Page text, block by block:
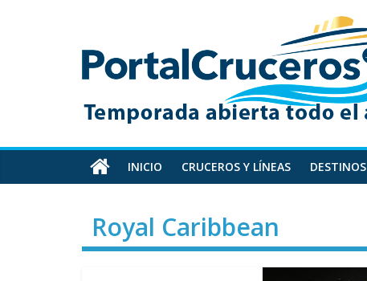
PortalCruceros
Toda
información
cruceros
en
un
sitio
INICIO CRUCEROS Y LÍNEAS DESTINOS
Royal Caribbean